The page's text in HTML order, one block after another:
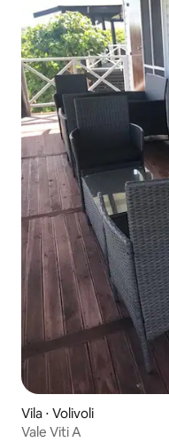
Vila ⋅ Volivoli
Vale Viti A